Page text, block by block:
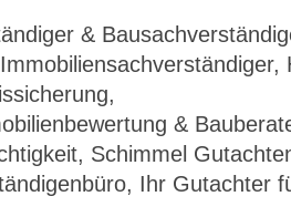
&
&
Schimmel
Ihr Gutachter